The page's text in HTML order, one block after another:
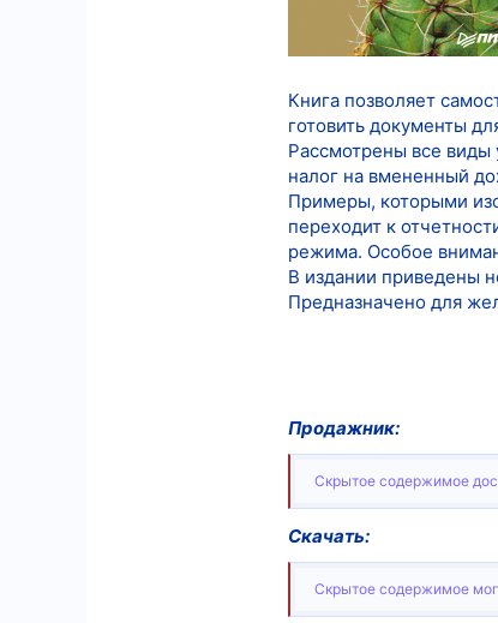
Книга позволяет
готовить документы
Рассмотрены все
налог на вмененный
Примеры, которыми
переходит к
режима. Особое
В издании приведены
Предназначено для
Продажник:
Скрытое содержимое
Скачать:
Скрытое содержимое